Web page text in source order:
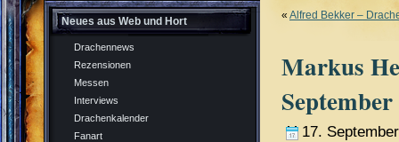
Neues aus Web und Hort
Drachennews
Rezensionen
Messen
Interviews
Drachenkalender
Fanart
« Alfred Bekker –
Markus
September
17.